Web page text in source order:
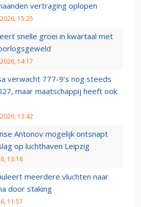
vertraging oplopen
15:25
snelle groei in kwartaal met
14:17
verwacht 777-9’s nog steeds
maar maatschappij heeft ook
13:42
Antonov mogelijk ontsnapt
op luchthaven Leipzig
13:18
meerdere vluchten naar
door staking
11:57